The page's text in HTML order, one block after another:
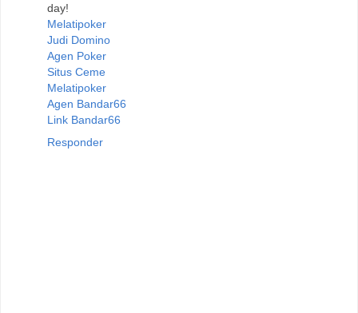
day!
Melatipoker
Judi Domino
Agen Poker
Situs Ceme
Melatipoker
Agen Bandar66
Link Bandar66
Responder